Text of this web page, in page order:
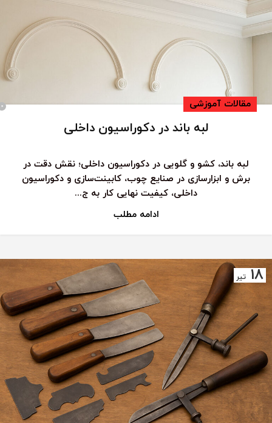
مقالات آموزشی
لبه باند در دکوراسیون داخلی
0
لبه باند، کشو و گلویی در دکوراسیون داخلی؛ نقش دقت در
برش و ابزارسازی در صنایع چوب، کابینت‌سازی و دکوراسیون
داخلی، کیفیت نهایی کار به ج...
ادامه مطلب
18 تیر